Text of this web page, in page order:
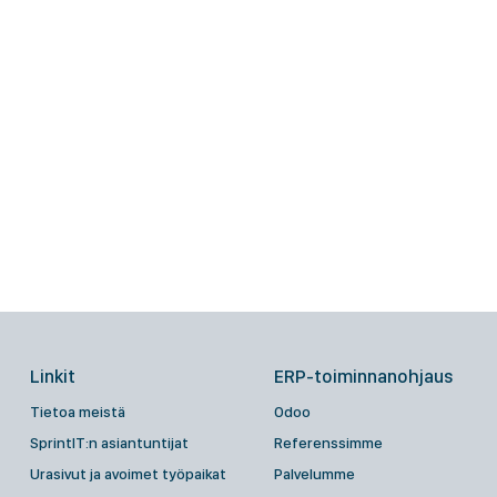
Linkit
Tietoa meistä
SprintIT:n asiantuntijat
Urasivut ja avoimet työpaikat
ERP-toiminnanohjaus
Odoo
Referenssimme
Palvelumme